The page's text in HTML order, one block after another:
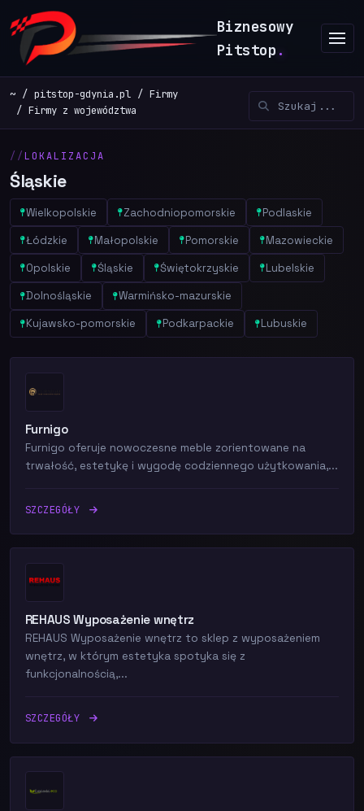
Biznesowy
Pitstop .
~ pitstop-gdynia.pl
Firmy
Firmy z województwa
LOKALIZACJA
Śląskie
Wielkopolskie Zachodniopomorskie Podlaskie
Łódzkie Małopolskie Pomorskie Mazowieckie
Opolskie Śląskie Świętokrzyskie Lubelskie
Dolnośląskie Warmińsko-mazurskie
Kujawsko-pomorskie Podkarpackie Lubuskie
Furnigo
Furnigo oferuje nowoczesne meble zorientowane na
trwałość, estetykę i wygodę codziennego użytkowania,...
SZCZEGÓŁY
REHAUS Wyposażenie wnętrz
REHAUS Wyposażenie wnętrz to sklep z wyposażeniem
wnętrz, w którym estetyka spotyka się z
funkcjonalnością,...
SZCZEGÓŁY